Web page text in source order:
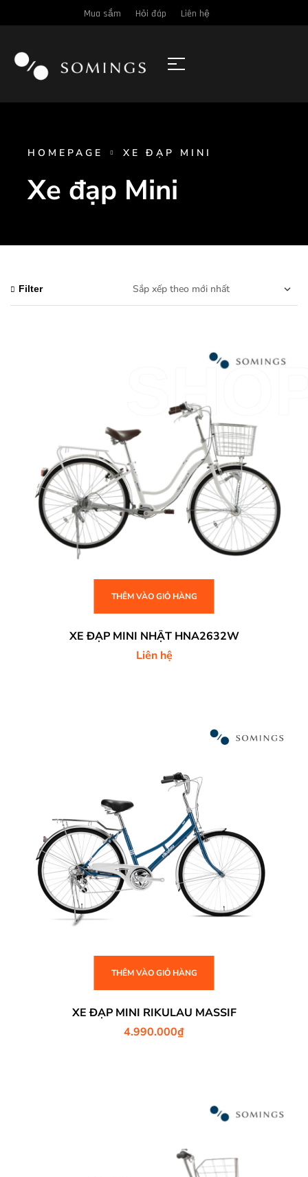
Mua sắm Hỏi đáp Liên hệ
HOMEPAGE XE ĐẠP MINI
Xe đạp Mini
Filter
THÊM VÀO GIỎ HÀNG
XE ĐẠP MINI NHẬT HNA2632W
Liên hệ
THÊM VÀO GIỎ HÀNG
XE ĐẠP MINI RIKULAU MASSIF
4.990.000₫